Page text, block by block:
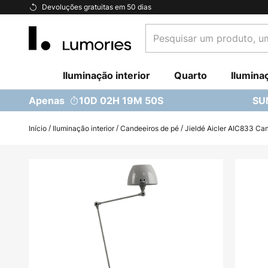
Devoluções gratuitas em 50 dias
Ir
Conteúdo
um
uma
categoria...
Iluminação interior Quarto
Apenas 10D 02H 19M 49S
Início Iluminação interior Candeeiros de pé Jieldé Aicler AIC833